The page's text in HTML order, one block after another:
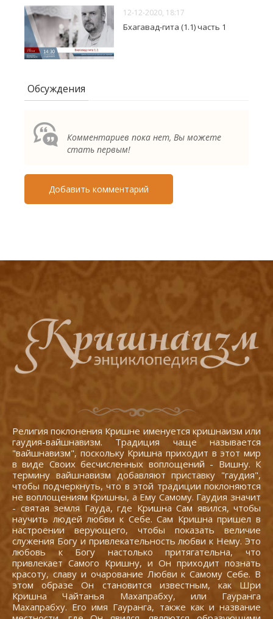
12-12-2020, 18:17
Бхагавад-гита (1.1) часть 1
Обсуждения
Комментариев пока нет, Вы можете
стать первым!
Добавить комментарий
Религия поклонения Кришне именуется кришнаизм или
гаудия-вайшнавизм. Традиция чаще называется
"вайшнавизм", поскольку Кришна приходит в этот мир
в виде Своих бесчисленных воплощений - Вишну. К
термину вайшнавизм добавляют приставку "гаудия",
чтобы подчеркнуть, что в этой традиции поклоняются
не воплощениям Кришны, а Ему Самому. Гаудия значит
- святая земля Гауда, где Кришна Сам явился, чтобы
научить людей любви к Себе. Сам Кришна пришел в
настроении верующего, чтобы показать величие
служения Богу и привлекательность любви к Нему. Это
любовь к Богу настолько притягательна, что
привлекает Самого Кришну, и Он приходит познать
красоту, славу и очарование Любви к Самому Себе. В
этом образе Он становится известным, как Шри
Кришна Чайтанья Махапрабху, или Гауранга
Махапрабху. Его имя Гауранга, также как и название